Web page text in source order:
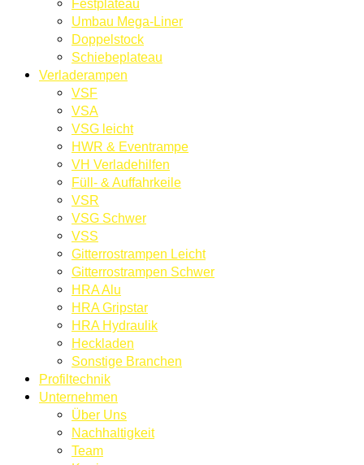
Festplateau
Umbau Mega-Liner
Doppelstock
Schiebeplateau
Verladerampen
VSF
VSA
VSG leicht
HWR & Eventrampe
VH Verladehilfen
Füll- & Auffahrkeile
VSR
VSG Schwer
VSS
Gitterrostrampen Leicht
Gitterrostrampen Schwer
HRA Alu
HRA Gripstar
HRA Hydraulik
Heckladen
Sonstige Branchen
Profiltechnik
Unternehmen
Über Uns
Nachhaltigkeit
Team